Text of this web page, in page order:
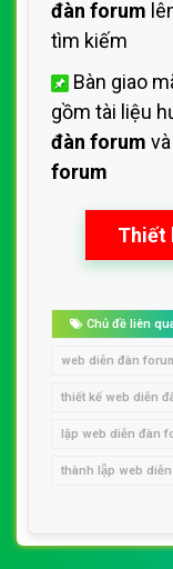
đàn forum
tìm kiếm
Bàn giao
gồm tài liệu
đàn forum
forum
Thiết
Chủ đề liên
web diễn đàn
thiết kế web diễn
lập web diễn đàn
thành lập web